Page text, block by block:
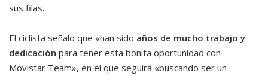
sus filas.
El ciclista señaló que «han sido años de mucho trabajo y
dedicación para tener esta bonita oportunidad con
Movistar Team», en el que seguirá «buscando ser un